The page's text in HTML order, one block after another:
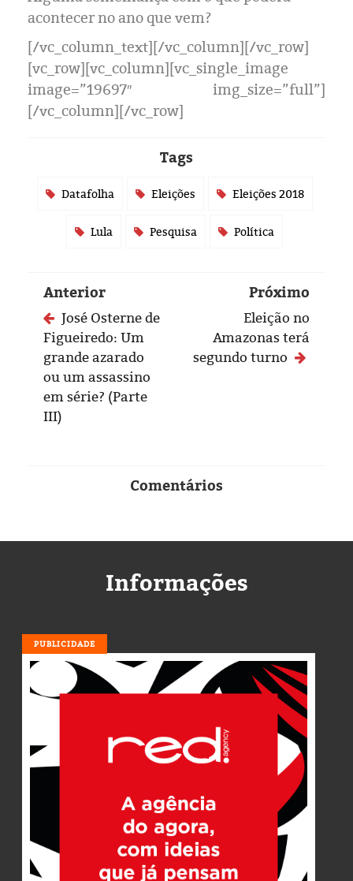
acontecer no ano que vem?
[/vc_column_text][/vc_column][/vc_row]
[vc_row][vc_column][vc_single_image
image=”19697″ img_size=”full”]
[/vc_column][/vc_row]
Tags
Datafolha Eleições Eleições 2018
Lula Pesquisa Política
Anterior
José Osterne de
Figueiredo: Um
grande azarado
ou um assassino
em série? (Parte
III)
Próximo
Eleição no
Amazonas terá
segundo turno
Comentários
Informações
PUBLICIDADE